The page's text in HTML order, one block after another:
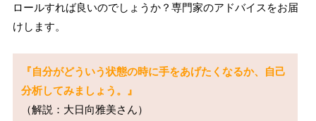
ロールすれば良いのでしょうか？専門家のアドバイスをお届
けします。
『自分がどういう状態の時に手をあげたくなるか、自己
分析してみましょう。』
（解説：大日向雅美さん）